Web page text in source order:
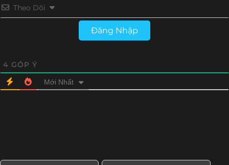
Theo Dõi
Đăng Nhập
4 GÓP Ý
Mới Nhất